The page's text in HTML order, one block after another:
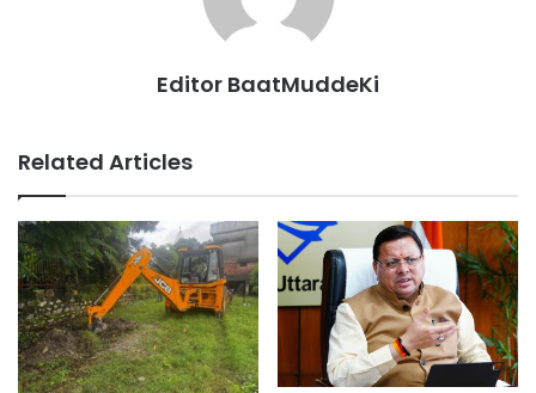
Editor BaatMuddeKi
Related Articles